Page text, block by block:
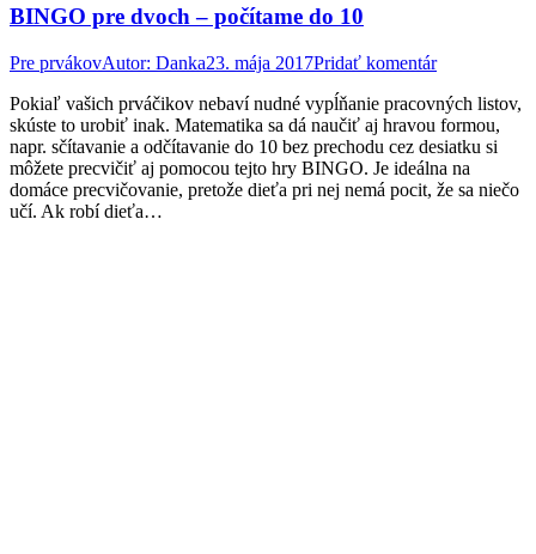
BINGO pre dvoch – počítame do 10
Pre prvákovAutor: Danka23. mája 2017Pridať komentár
Pokiaľ vašich prváčikov nebaví nudné vypĺňanie pracovných listov,
skúste to urobiť inak. Matematika sa dá naučiť aj hravou formou,
napr. sčítavanie a odčítavanie do 10 bez prechodu cez desiatku si
môžete precvičiť aj pomocou tejto hry BINGO. Je ideálna na
domáce precvičovanie, pretože dieťa pri nej nemá pocit, že sa niečo
učí. Ak robí dieťa…